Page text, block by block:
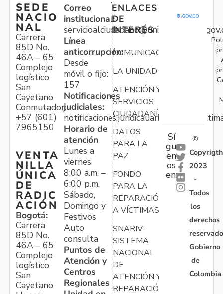
SEDE
NACIO
NAL
Carrera
85D No.
46A – 65
Complejo
logístico
San
Cayetano
Conmutador:
+57 (601)
7965150
VENTA
NILLA
ÚNICA
DE
RADIC
ACIÓN
Bogotá:
Carrera
85D No.
46A – 65
Complejo
logístico
San
Cayetano
Correo
institucional:
Línea
anticorrupción:
Desde
móvil o fijo:
157
Notificaciones
judiciales:
Horario de
atención
Lunes a
viernes
8:00 a.m. –
6:00 p.m.
Sábado,
Domingo y
Festivos
Auto
consulta
Puntos de
Atención y
Centros
Regionales
ENLACES
DE
INTERÉS
COMUNICACIONES
LA UNIDAD
ATENCIÓN Y
SERVICIOS
CIUDADANÍA
DATOS
PARA LA
PAZ
FONDO
PARA LA
REPARACIÓN
A VÍCTIMAS
SNARIV-
SISTEMA
NACIONAL
DE
ATENCIÓN Y
REPARACIÓN
Sí
gu
en
os
en:
©
Copyrigth
2023
-
Todos
los
derechos
Gobierno
de
Colombia